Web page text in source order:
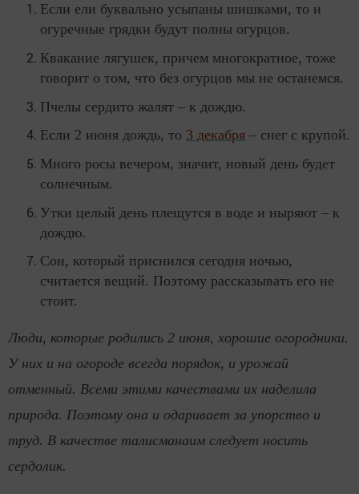
Если ели буквально усыпаны шишками, то и
огуречные грядки будут полны огурцов.
Квакание лягушек, причем многократное, тоже
говорит о том, что без огурцов мы не останемся.
Пчелы сердито жалят – к дождю.
Если 2 июня дождь, то 3 декабря – снег с крупой.
Много росы вечером, значит, новый день будет
солнечным.
Утки целый день плещутся в воде и ныряют – к
дождю.
Сон, который приснился сегодня ночью,
считается вещий. Поэтому рассказывать его не
стоит.
Люди, которые родились 2 июня, хорошие огородники.
У них и на огороде всегда порядок, и урожай
отменный. Всеми этими качествами их наделила
природа. Поэтому она и одаривает за упорство и
труд. В качестве талисманаим следует носить
сердолик.